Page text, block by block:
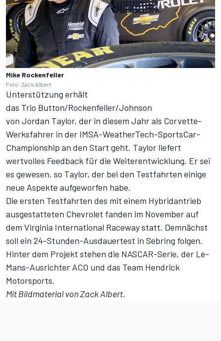
Mike Rockenfeller
Foto: Zack Albert
Unterstützung erhält
das Trio Button/Rockenfeller/Johnson
von Jordan Taylor, der in diesem Jahr als Corvette-
Werksfahrer in der IMSA-WeatherTech-SportsCar-
Championship an den Start geht. Taylor liefert
wertvolles Feedback für die Weiterentwicklung. Er sei
es gewesen, so Taylor, der bei den Testfahrten einige
neue Aspekte aufgeworfen habe.
Die ersten Testfahrten des mit einem Hybridantrieb
ausgestatteten Chevrolet fanden im November auf
dem Virginia International Racewaystatt. Demnächst
soll ein 24-Stunden-Ausdauertest in Sebring folgen.
Hinter dem Projekt stehen die NASCAR-Serie, der Le-
Mans-Ausrichter ACO und das Team Hendrick
Motorsports.
Mit Bildmaterial von Zack Albert.